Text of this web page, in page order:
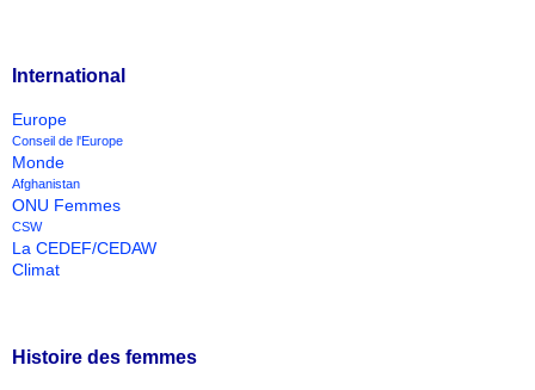
International
Europe
Conseil de l'Europe
Monde
Afghanistan
ONU Femmes
CSW
La CEDEF/CEDAW
Climat
Histoire des femmes